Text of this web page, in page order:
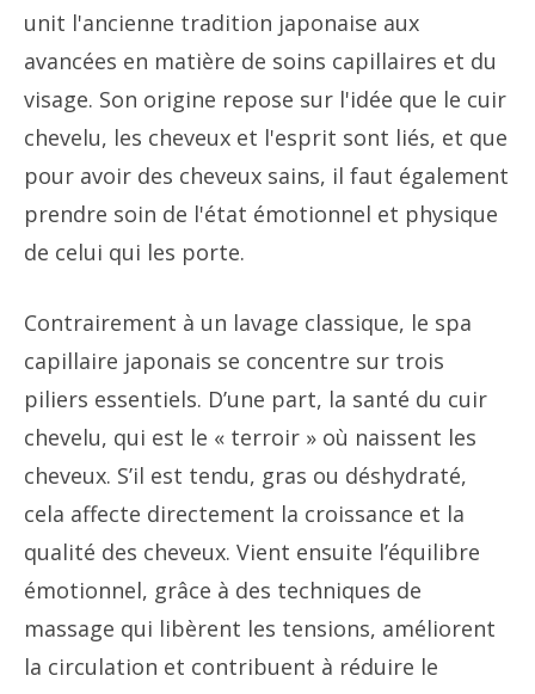
unit l'ancienne tradition japonaise aux
avancées en matière de soins capillaires et du
visage. Son origine repose sur l'idée que le cuir
chevelu, les cheveux et l'esprit sont liés, et que
pour avoir des cheveux sains, il faut également
prendre soin de l'état émotionnel et physique
de celui qui les porte.
Contrairement à un lavage classique, le spa
capillaire japonais se concentre sur trois
piliers essentiels. D’une part, la santé du cuir
chevelu, qui est le « terroir » où naissent les
cheveux. S’il est tendu, gras ou déshydraté,
cela affecte directement la croissance et la
qualité des cheveux. Vient ensuite l’équilibre
émotionnel, grâce à des techniques de
massage qui libèrent les tensions, améliorent
la circulation et contribuent à réduire le